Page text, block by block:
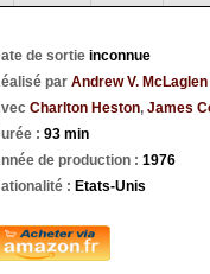
de sortie inconnue
par Andrew V. McLaglen
Charlton Heston, James
: 93 min
de production : 1976
: Etats-Unis